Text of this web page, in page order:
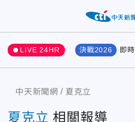
LIVE 24HR 決戰2026 即時
中天新聞網 夏克立
夏克立 相關報導